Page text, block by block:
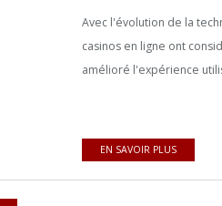
Avec l'évolution de la
casinos en ligne ont
amélioré l'expérience
EN SAVOIR PLUS